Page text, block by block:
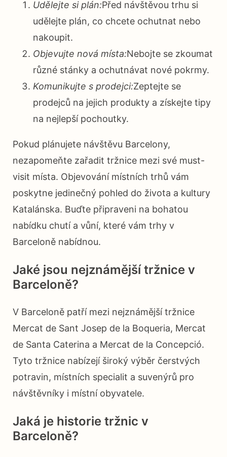
Udělejte si plán:Před návštěvou trhu si
udělejte plán, co chcete ochutnat nebo
nakoupit.
Objevujte nová místa:Nebojte se zkoumat
různé stánky a ochutnávat nové pokrmy.
Komunikujte s prodejci:Zeptejte se
prodejců na jejich produkty a získejte tipy
na nejlepší pochoutky.
Pokud plánujete návštěvu Barcelony,
nezapomeňte zařadit tržnice mezi své must-
visit místa. Objevování místních trhů vám
poskytne jedinečný pohled do života a kultury
Katalánska. Buďte připraveni na bohatou
nabídku chutí a vůní, které vám trhy v
Barceloně nabídnou.
Jaké jsou nejznámější tržnice v
Barceloně?
V Barceloně patří mezi nejznámější tržnice
Mercat de Sant Josep de la Boqueria, Mercat
de Santa Caterina a Mercat de la Concepció.
Tyto tržnice nabízejí široký výběr čerstvých
potravin, místních specialit a suvenýrů pro
návštěvníky i místní obyvatele.
Jaká je historie tržnic v
Barceloně?